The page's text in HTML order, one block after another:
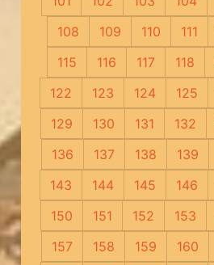
108
109 110 111
115
116 117 118
122
123 124 125
129
130 131 132
136
137 138 139
143
144 145 146
150
151 152 153
157
158 159 160